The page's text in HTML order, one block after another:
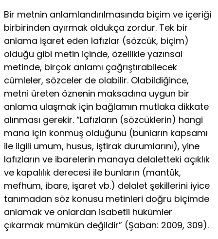
Bir metnin anlamlandırılmasında biçim ve içeriği
birbirin­den ayırmak oldukça zordur. Tek bir
anlama işaret eden lafız­lar (sözcük, biçim)
olduğu gibi metin içinde, özellikle yazınsal
metinde, birçok anlamı çağrıştırabilecek
cümleler, sözceler de olabilir. Olabildiğince,
metni üreten öznenin maksadına uygun bir
anlama ulaşmak için bağlamın mutlaka dikkate
alınması gerekir. “Lafızların (sözcüklerin) hangi
mana için konmuş ol­duğunu (bunların kapsamı
ile ilgili umum, husus, iştirak du­rumlarını), yine
lafızların ve ibarelerin manaya delaletteki açık­lık
ve kapalılık derecesi ile bunların (mantûk,
mefhum, ibare, işaret vb.) delalet şekillerini iyice
tanımadan söz konusu me­tinleri doğru biçimde
anlamak ve onlardan isabetli hükümler
çıkarmak mümkün değildir” (Şaban: 2009, 309).